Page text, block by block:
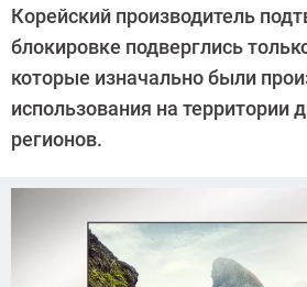
Кошик
Корейский производитель
блокировке подверглись
которые изначально были
использования на территории
регионов.